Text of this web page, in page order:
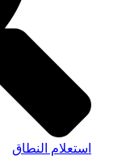
استعلام النطاق